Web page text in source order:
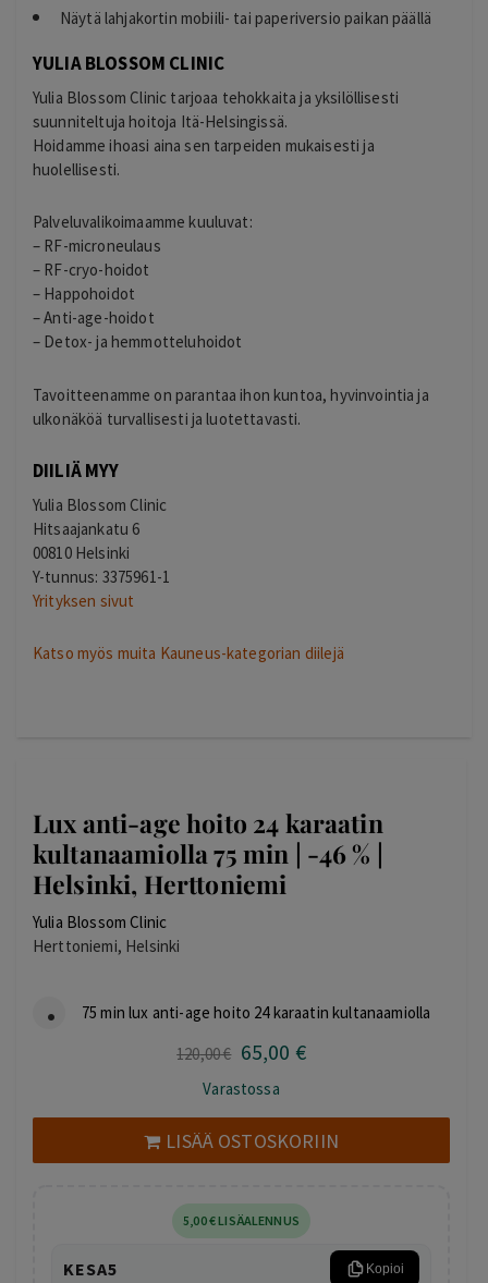
Näytä lahjakortin mobiili- tai paperiversio paikan päällä
YULIA BLOSSOM CLINIC
Yulia Blossom Clinic tarjoaa tehokkaita ja yksilöllisesti
suunniteltuja hoitoja Itä-Helsingissä.
Hoidamme ihoasi aina sen tarpeiden mukaisesti ja
huolellisesti.
Palveluvalikoimaamme kuuluvat:
– RF-microneulaus
– RF-cryo-hoidot
– Happohoidot
– Anti-age-hoidot
– Detox- ja hemmotteluhoidot
Tavoitteenamme on parantaa ihon kuntoa, hyvinvointia ja
ulkonäköä turvallisesti ja luotettavasti.
DIILIÄ MYY
Yulia Blossom Clinic
Hitsaajankatu 6
00810 Helsinki
Y-tunnus: 3375961-1
Yrityksen sivut
Katso myös muita Kauneus-kategorian diilejä
Lux anti-age hoito 24 karaatin
kultanaamiolla 75 min | -46 % |
Helsinki, Herttoniemi
Yulia Blossom Clinic
Herttoniemi, Helsinki
75 min lux anti-age hoito 24 karaatin kultanaamiolla
120,00€ Alkuperäinen
oli:
120,00 €.
65,00 €Nykyinen
65,00 €.
Varastossa
LISÄÄ OSTOSKORIIN
5,00€LISÄALENNUS
KESA5 Kopioi